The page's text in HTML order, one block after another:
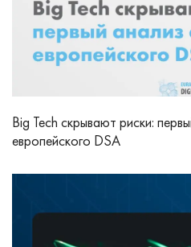
Big Tech скрывают риски:
европейского DSA